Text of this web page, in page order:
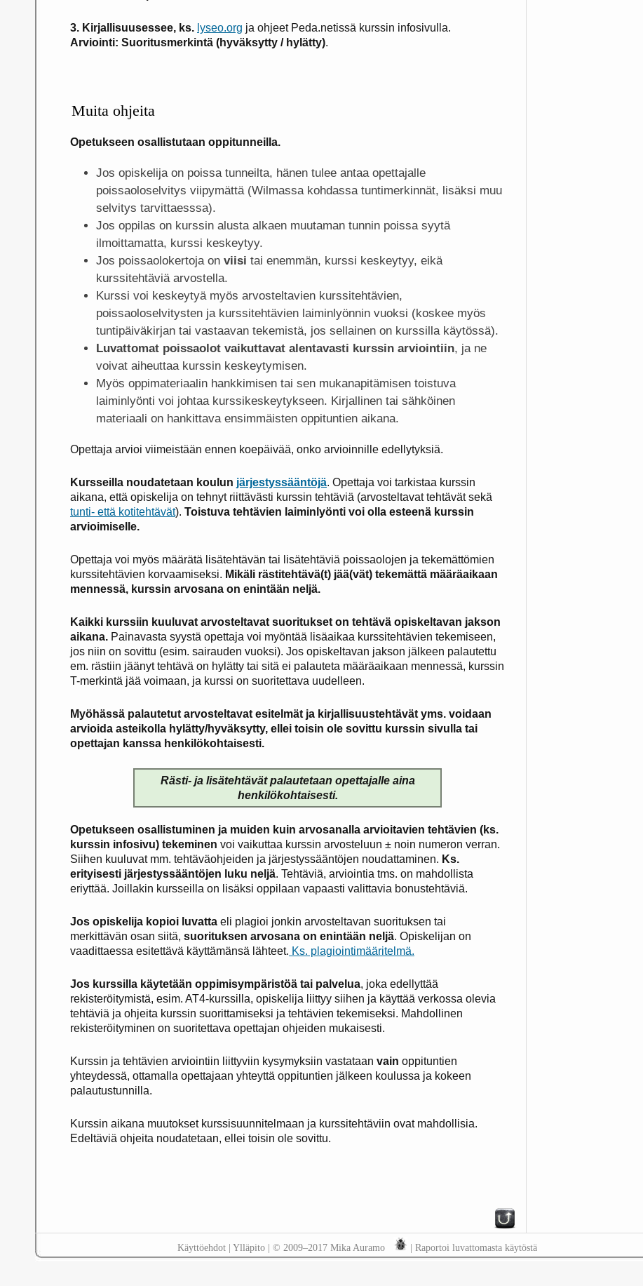
3. Kirjallisuusessee, ks. lyseo.org ja ohjeet Peda.netissä kurssin infosivulla.
Arviointi: Suoritusmerkintä (hyväksytty / hylätty).
Muita ohjeita
Opetukseen osallistutaan oppitunneilla.
Jos opiskelija on poissa tunneilta, hänen tulee antaa opettajalle
poissaoloselvitys viipymättä (Wilmassa kohdassa tuntimerkinnät, lisäksi muu
selvitys tarvittaesssa).
Jos oppilas on kurssin alusta alkaen muutaman tunnin poissa syytä
ilmoittamatta, kurssi keskeytyy.
Jos poissaolokertoja on viisi tai enemmän, kurssi keskeytyy, eikä
kurssitehtäviä arvostella.
Kurssi voi keskeytyä myös arvosteltavien kurssitehtävien,
poissaoloselvitysten ja kurssitehtävien laiminlyönnin vuoksi (koskee myös
tuntipäiväkirjan tai vastaavan tekemistä, jos sellainen on kurssilla käytössä).
Luvattomat poissaolot vaikuttavat alentavasti kurssin arviointiin, ja ne
voivat aiheuttaa kurssin keskeytymisen.
Myös oppimateriaalin hankkimisen tai sen mukanapitämisen toistuva
laiminlyönti voi johtaa kurssikeskeytykseen. Kirjallinen tai sähköinen
materiaali on hankittava ensimmäisten oppituntien aikana.
Opettaja arvioi viimeistään ennen koepäivää, onko arvioinnille edellytyksiä.
Kursseilla noudatetaan koulun järjestyssääntöjä. Opettaja voi tarkistaa kurssin
aikana, että opiskelija on tehnyt riittävästi kurssin tehtäviä (arvosteltavat tehtävät sekä
tunti- että kotitehtävät). Toistuva tehtävien laiminlyönti voi olla esteenä kurssin
arvioimiselle.
Opettaja voi myös määrätä lisätehtävän tai lisätehtäviä poissaolojen ja tekemättömien
kurssitehtävien korvaamiseksi. Mikäli rästitehtävä(t) jää(vät) tekemättä määräaikaan
mennessä, kurssin arvosana on enintään neljä.
Kaikki kurssiin kuuluvat arvosteltavat suoritukset on tehtävä opiskeltavan jakson
aikana. Painavasta syystä opettaja voi myöntää lisäaikaa kurssitehtävien tekemiseen,
jos niin on sovittu (esim. sairauden vuoksi). Jos opiskeltavan jakson jälkeen palautettu
em. rästiin jäänyt tehtävä on hylätty tai sitä ei palauteta määräaikaan mennessä, kurssin
T-merkintä jää voimaan, ja kurssi on suoritettava uudelleen.
Myöhässä palautetut arvosteltavat esitelmät ja kirjallisuustehtävät yms. voidaan
arvioida asteikolla hylätty/hyväksytty, ellei toisin ole sovittu kurssin sivulla tai
opettajan kanssa henkilökohtaisesti.
Rästi- ja lisätehtävät palautetaan opettajalle aina
henkilökohtaisesti.
Opetukseen osallistuminen ja muiden kuin arvosanalla arvioitavien tehtävien (ks.
kurssin infosivu) tekeminen voi vaikuttaa kurssin arvosteluun ± noin numeron verran.
Siihen kuuluvat mm. tehtäväohjeiden ja järjestyssääntöjen noudattaminen. Ks.
erityisesti järjestyssääntöjen luku neljä. Tehtäviä, arviointia tms. on mahdollista
eriyttää. Joillakin kursseilla on lisäksi oppilaan vapaasti valittavia bonustehtäviä.
Jos opiskelija kopioi luvatta eli plagioi jonkin arvosteltavan suorituksen tai
merkittävän osan siitä, suorituksen arvosana on enintään neljä. Opiskelijan on
vaadittaessa esitettävä käyttämänsä lähteet. Ks. plagiointimääritelmä.
Jos kurssilla käytetään oppimisympäristöä tai palvelua, joka edellyttää
rekisteröitymistä, esim. AT4-kurssilla, opiskelija liittyy siihen ja käyttää verkossa olevia
tehtäviä ja ohjeita kurssin suorittamiseksi ja tehtävien tekemiseksi. Mahdollinen
rekisteröityminen on suoritettava opettajan ohjeiden mukaisesti.
Kurssin ja tehtävien arviointiin liittyviin kysymyksiin vastataan vain oppituntien
yhteydessä, ottamalla opettajaan yhteyttä oppituntien jälkeen koulussa ja kokeen
palautustunnilla.
Kurssin aikana muutokset kurssisuunnitelmaan ja kurssitehtäviin ovat mahdollisia.
Edeltäviä ohjeita noudatetaan, ellei toisin ole sovittu.
Käyttöehdot| Ylläpito| © 2009–2017 Mika Auramo | Raportoi luvattomasta käytöstä